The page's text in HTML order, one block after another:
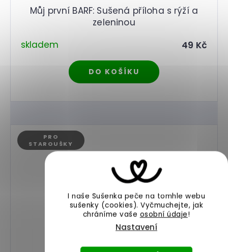
I naše Sušenka peče na tomhle webu
sušenky (cookies).Vyčmuchejte, jak
chráníme vaše osobní údaje!
Nastavení
Můj první BARF: Sušená příloha s rýží a
zeleninou
skladem
49 Kč
DO KOŠÍKU
PRO
STAROUŠKY